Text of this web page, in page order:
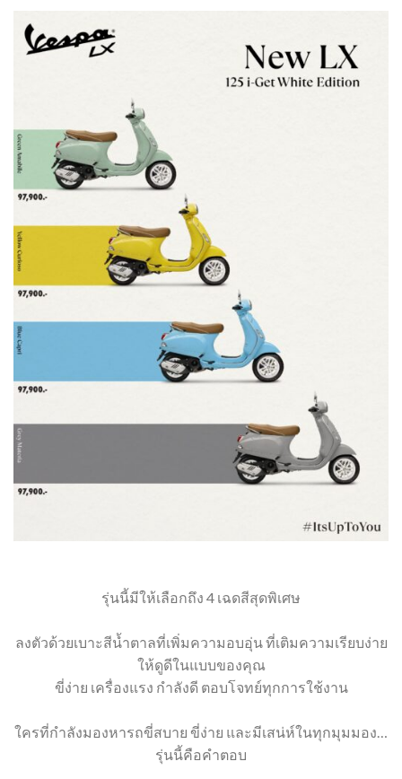
รุ่นนี้มีให้เลือกถึง 4 เฉดสีสุดพิเศษ
ลงตัวด้วยเบาะสีน้ำตาลที่เพิ่มความอบอุ่น ที่เติมความเรียบง่าย
ให้ดูดีในแบบของคุณ
ขี่ง่าย เครื่องแรง กำลังดี ตอบโจทย์ทุกการใช้งาน
ใครที่กำลังมองหารถขี่สบาย ขี่ง่าย และมีเสน่ห์ในทุกมุมมอง…
รุ่นนี้คือคำตอบ